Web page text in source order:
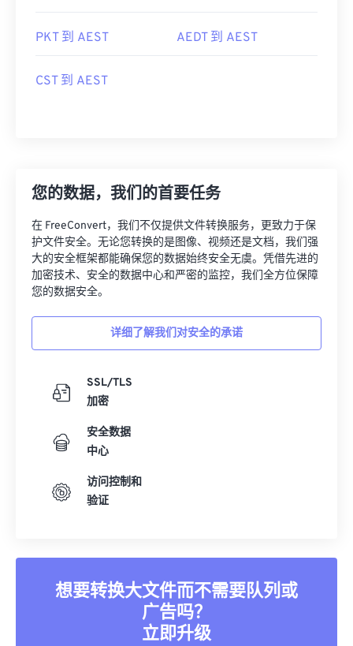
PKT 到 AEST AEDT 到 AEST
CST 到 AEST
您的数据，我们的首要任务
在 FreeConvert，我们不仅提供文件转换服务，更致力于保
护文件安全。无论您转换的是图像、视频还是文档，我们强
大的安全框架都能确保您的数据始终安全无虞。凭借先进的
加密技术、安全的数据中心和严密的监控，我们全方位保障
您的数据安全。
详细了解我们对安全的承诺
SSL/TLS
加密
安全数据
中心
访问控制和
验证
想要转换大文件而不需要队列或
广告吗？
立即升级